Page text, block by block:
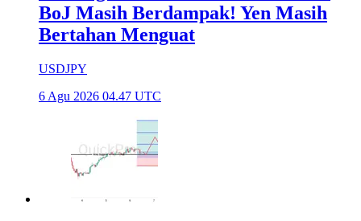
BoJ Masih Berdampak! Yen Masih
Bertahan Menguat
USDJPY
6 Agu 2026 04.47 UTC